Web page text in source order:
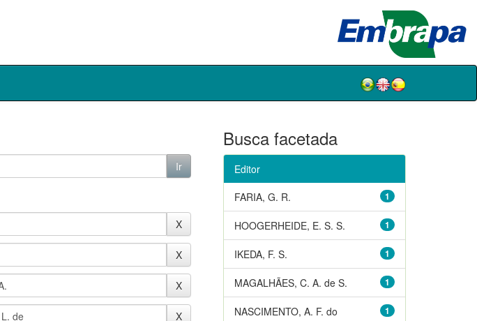
Busca facetada
Editor
1
FARIA, G. R.
1
HOOGERHEIDE, E. S. S.
1
IKEDA, F. S.
1
MAGALHÃES, C. A. de S.
1
NASCIMENTO, A. F. do